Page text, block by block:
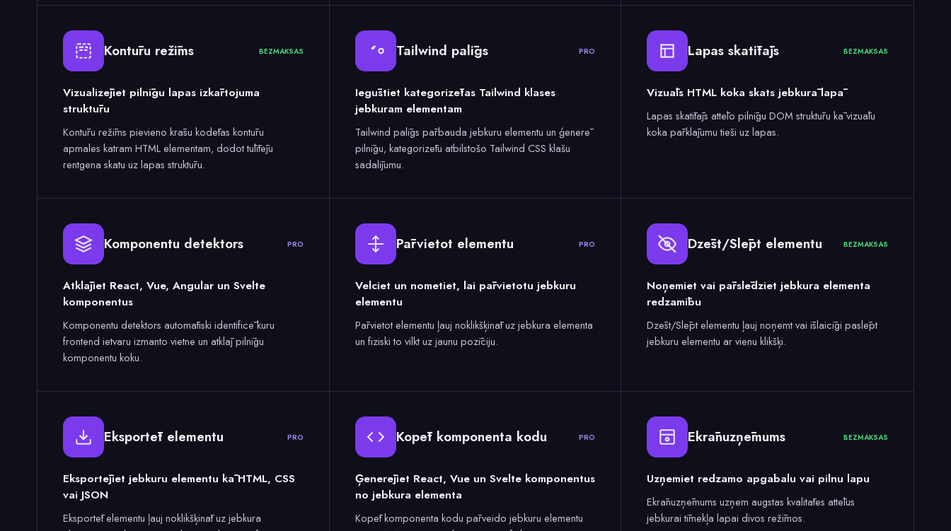
Kontūru režīms BEZMAKSAS
Vizualizējiet pilnīgu lapas izkārtojuma
struktūru
Kontūru režīms pievieno krāsu kodētas kontūru
apmales katram HTML elementam, dodot tūlītēju
rentgena skatu uz lapas struktūru.
Tailwind palīgs PRO
Iegūstiet kategorizētas Tailwind klases
jebkuram elementam
Tailwind palīgs pārbauda jebkuru elementu un ģenerē
pilnīgu, kategorizētu atbilstošo Tailwind CSS klašu
sadalījumu.
Lapas skatītājs BEZMAKSAS
Vizuāls HTML koka skats jebkurā lapā
Lapas skatītājs attēlo pilnīgu DOM struktūru kā vizuālu
koka pārklājumu tieši uz lapas.
Komponentu detektors PRO
Atklājiet React, Vue, Angular un Svelte
komponentus
Komponentu detektors automātiski identificē kuru
frontend ietvaru izmanto vietne un atklāj pilnīgu
komponentu koku.
Pārvietot elementu PRO
Velciet un nometiet, lai pārvietotu jebkuru
elementu
Pārvietot elementu ļauj noklikšķināt uz jebkura elementa
un fiziski to vilkt uz jaunu pozīciju.
Dzēst/Slēpt elementu BEZMAKSAS
Noņemiet vai pārslēdziet jebkura elementa
redzamību
Dzēst/Slēpt elementu ļauj noņemt vai īslaicīgi paslēpt
jebkuru elementu ar vienu klikšķi.
Eksportēt elementu PRO
Eksportējiet jebkuru elementu kā HTML, CSS
vai JSON
Eksportēt elementu ļauj noklikšķināt uz jebkura
Kopēt komponenta kodu PRO
Ģenerējiet React, Vue un Svelte komponentus
no jebkura elementa
Kopēt komponenta kodu pārveido jebkuru elementu
Ekrānuzņēmums BEZMAKSAS
Uzņemiet redzamo apgabalu vai pilnu lapu
Ekrānuzņēmums uzņem augstas kvalitātes attēlus
jebkurai tīmekļa lapai divos režīmos.